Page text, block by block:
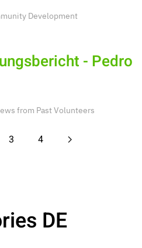
Development
- Pedro
from Past Volunteers
3 4
DE